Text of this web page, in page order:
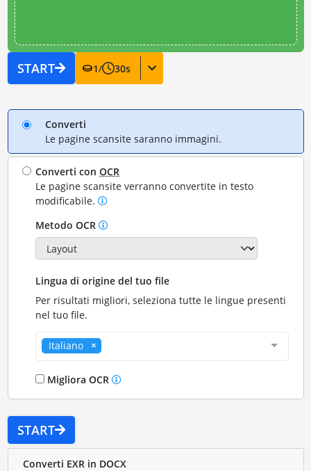
START 1/ 30s
Converti
Le pagine scansite saranno immagini.
Converti conOCR
Le pagine scansite verranno convertite in testo
modificabile.
Metodo OCR
Lingua di origine del tuo file
Per risultati migliori, seleziona tutte le lingue presenti
nel tuo file.
Italiano
Migliora OCR
START
Converti EXR in DOCX